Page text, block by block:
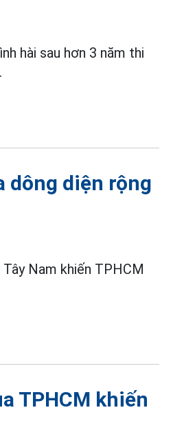
hài sau hơn 3 năm thi
dông diện rộng
Nam khiến TPHCM
TPHCM khiến